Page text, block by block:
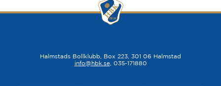
Halmstads Bollklubb, Box 223, 301 06 Halmstad
info@hbk.se, 035-171880